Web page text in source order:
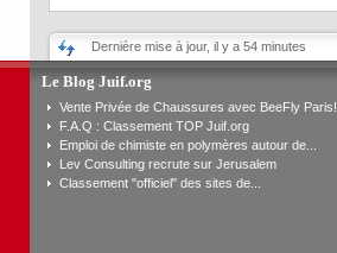
Dernière mise à jour, il y a 54 minutes
Le Blog Juif.org
Vente Privée de Chaussures avec BeeFly Paris!
F.A.Q : Classement TOP Juif.org
Emploi de chimiste en polymères autour de...
Lev Consulting recrute sur Jerusalem
Classement "officiel" des sites de...